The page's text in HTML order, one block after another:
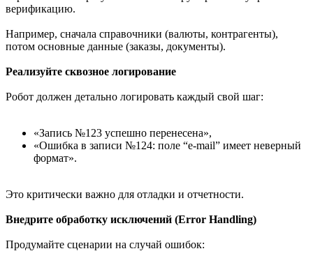
верификацию.
Например, сначала справочники (валюты, контрагенты),
потом основные данные (заказы, документы).
Реализуйте сквозное логирование
Робот должен детально логировать каждый свой шаг:
«Запись №123 успешно перенесена»,
«Ошибка в записи №124: поле “e-mail” имеет неверный
формат».
Это критически важно для отладки и отчетности.
Внедрите обработку исключений (Error Handling)
Продумайте сценарии на случай ошибок: